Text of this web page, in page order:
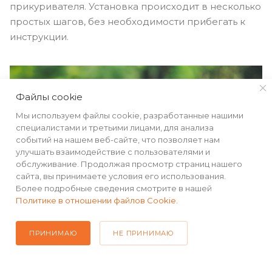
прикуривателя. Установка происходит в несколько
простых шагов, без необходимости прибегать к
инструкции.
Файлы cookie
Мы используем файлы cookie, разработанные нашими
специалистами и третьими лицами, для анализа
событий на нашем веб-сайте, что позволяет нам
улучшать взаимодействие с пользователями и
обслуживание. Продолжая просмотр страниц нашего
сайта, вы принимаете условия его использования.
Более подробные сведения смотрите в нашей
Политике в отношении файлов Cookie
ПРИНИМАЮ НЕ ПРИНИМАЮ